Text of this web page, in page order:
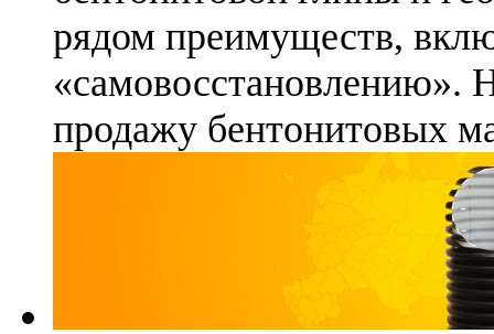
рядом преимуществ,
«самовосстановлению».
продажу бентонитовых